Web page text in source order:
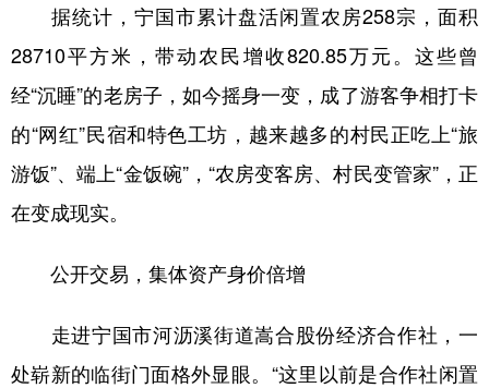
Русский язык 日本語 한국어
Deutsch Português
据统计，宁国市累计盘活闲置农房258宗，面积
28710平方米，带动农民增收820.85万元。这些曾
经“沉睡”的老房子，如今摇身一变，成了游客争相打卡
的“网红”民宿和特色工坊，越来越多的村民正吃上“旅
游饭”、端上“金饭碗”，“农房变客房、村民变管家”，正
在变成现实。
公开交易，集体资产身价倍增
走进宁国市河沥溪街道嵩合股份经济合作社，一
处崭新的临街门面格外显眼。“这里以前是合作社闲置